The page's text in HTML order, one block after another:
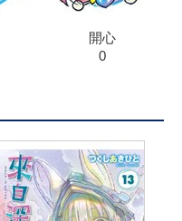
開心
0